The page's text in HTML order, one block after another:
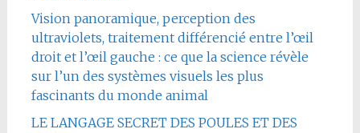
Vision panoramique, perception des
ultraviolets, traitement différencié entre l’œil
droit et l’œil gauche : ce que la science révèle
sur l’un des systèmes visuels les plus
fascinants du monde animal
LE LANGAGE SECRET DES POULES ET DES